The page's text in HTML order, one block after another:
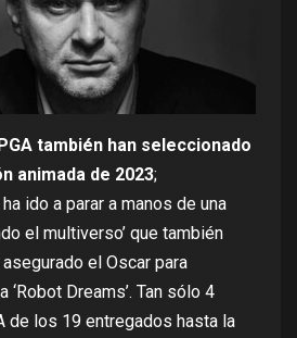
también han seleccionado
animada de 2023;
ido a parar a manos de una
el multiverso’ que también
el Oscar para
‘Robot Dreams’. Tan sólo 4
de los 19 entregados hasta la